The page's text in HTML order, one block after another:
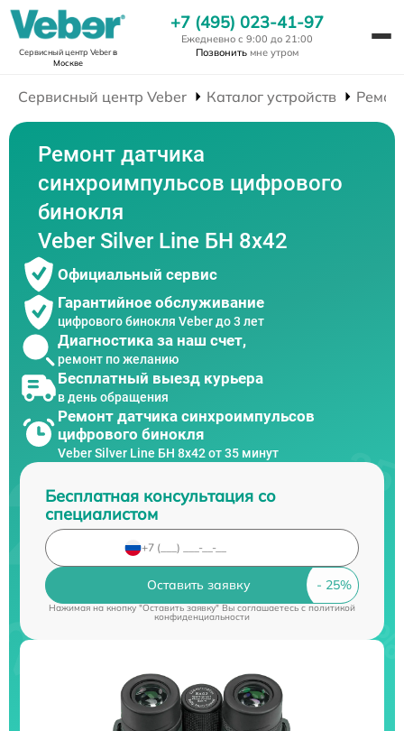
Сервисный центр Veberв
Москве
+7 (495) 023-41-97
Ежедневно с 9:00 до 21:00
Позвонить мне утром
Сервисный центр Veber Каталог устройств
Ремонт датчика
синхроимпульсов цифрового
бинокля
Veber Silver Line БН 8x42
Официальный сервис
Гарантийное обслуживание
цифрового бинокля Veber до 3 лет
Диагностика за наш счет,
ремонт по желанию
Бесплатный выезд курьера
в день обращения
Ремонт датчика синхроимпульсов
цифрового бинокля
Veber Silver Line БН 8x42 от 35 минут
Бесплатная консультация со
специалистом
Оставить заявку
Нажимая на кнопку "Оставить заявку" Вы соглашаетесь cполитикой
конфиденциальности